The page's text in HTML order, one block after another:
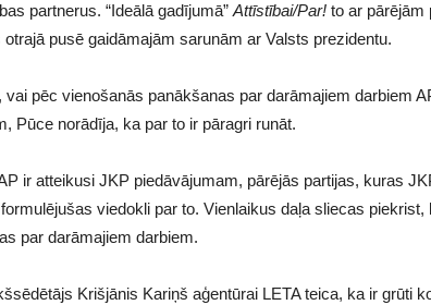
partnerus. “Ideālā gadījumā” Attīstībai/Par! to ar pārējām
otrajā pusē gaidāmajām sarunām ar Valsts prezidentu.
vai pēc vienošanās panākšanas par darāmajiem darbiem
Pūce norādīja, ka par to ir pāragri runāt.
ir atteikusi JKP piedāvājumam, pārējās partijas, kuras
viedokli par to. Vienlaikus daļa sliecas
par darāmajiem darbiem.
Krišjānis Kariņš aģentūrai LETA teica, ka ir grūti